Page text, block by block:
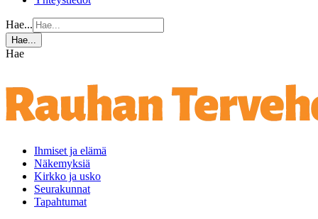
Hae...
Hae...
Hae
Ihmiset ja elämä
Näkemyksiä
Kirkko ja usko
Seurakunnat
Tapahtumat